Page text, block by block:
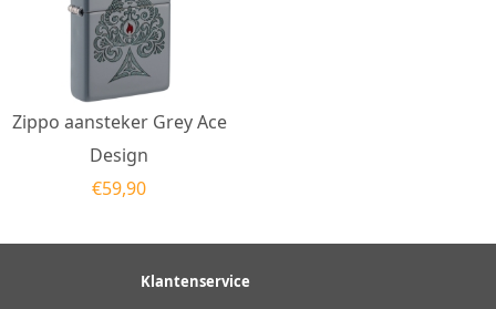
Zippo aansteker Grey Ace
Design
€59,90
Klantenservice